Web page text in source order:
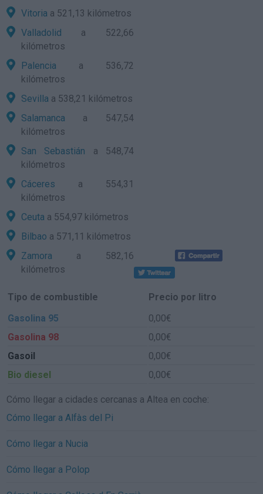
Vitoria a 521,13 kilómetros
Valladolid a 522,66
kilómetros
Palencia a 536,72
kilómetros
Sevilla a 538,21 kilómetros
Salamanca a 547,54
kilómetros
San Sebastián a 548,74
kilómetros
Cáceres a 554,31
kilómetros
Ceuta a 554,97 kilómetros
Bilbao a 571,11 kilómetros
Zamora a 582,16
kilómetros
Tipo de combustible
Precio por litro
Gasolina 95
0,00€
Gasolina 98
0,00€
Gasoil
0,00€
Bio diesel
0,00€
Cómo llegar a cidades cercanas a Altea en coche:
Cómo llegar a Alfàs del Pi
Cómo llegar a Nucia
Cómo llegar a Polop